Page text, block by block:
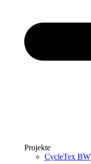
Projekte
CycleTex BW